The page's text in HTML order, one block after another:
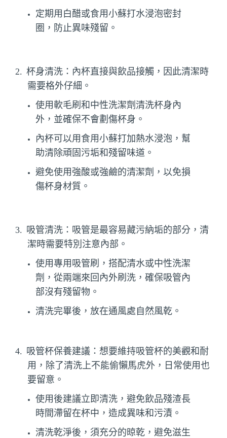
定期用白醋或食用小蘇打水浸泡密封
圈，防止異味殘留。
2. 杯身清洗：內杯直接與飲品接觸，因此清潔時
需要格外仔細。
使用軟毛刷和中性洗潔劑清洗杯身內
外，並確保不會劃傷杯身。
內杯可以用食用小蘇打加熱水浸泡，幫
助清除頑固污垢和殘留味道。
避免使用強酸或強鹼的清潔劑，以免損
傷杯身材質。
3. 吸管清洗：吸管是最容易藏污納垢的部分，清
潔時需要特別注意內部。
使用專用吸管刷，搭配清水或中性洗潔
劑，從兩端來回內外刷洗，確保吸管內
部沒有殘留物。
清洗完畢後，放在通風處自然風乾。
4. 吸管杯保養建議：想要維持吸管杯的美觀和耐
用，除了清洗上不能偷懶馬虎外，日常使用也
要留意。
使用後建議立即清洗，避免飲品殘渣長
時間滯留在杯中，造成異味和污漬。
清洗乾淨後，須充分的晾乾，避免滋生